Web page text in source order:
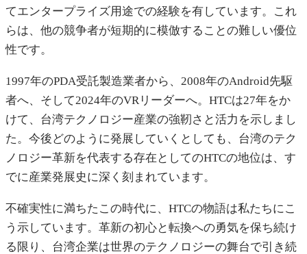
てエンタープライズ用途での経験を有しています。これ
らは、他の競争者が短期的に模倣することの難しい優位
性です。
1997年のPDA受託製造業者から、2008年のAndroid先駆
者へ、そして2024年のVRリーダーへ。HTCは27年をか
けて、台湾テクノロジー産業の強靭さと活力を示しまし
た。今後どのように発展していくとしても、台湾のテク
ノロジー革新を代表する存在としてのHTCの地位は、す
でに産業発展史に深く刻まれています。
不確実性に満ちたこの時代に、HTCの物語は私たちにこ
う示しています。革新の初心と転換への勇気を保ち続け
る限り、台湾企業は世界のテクノロジーの舞台で引き続